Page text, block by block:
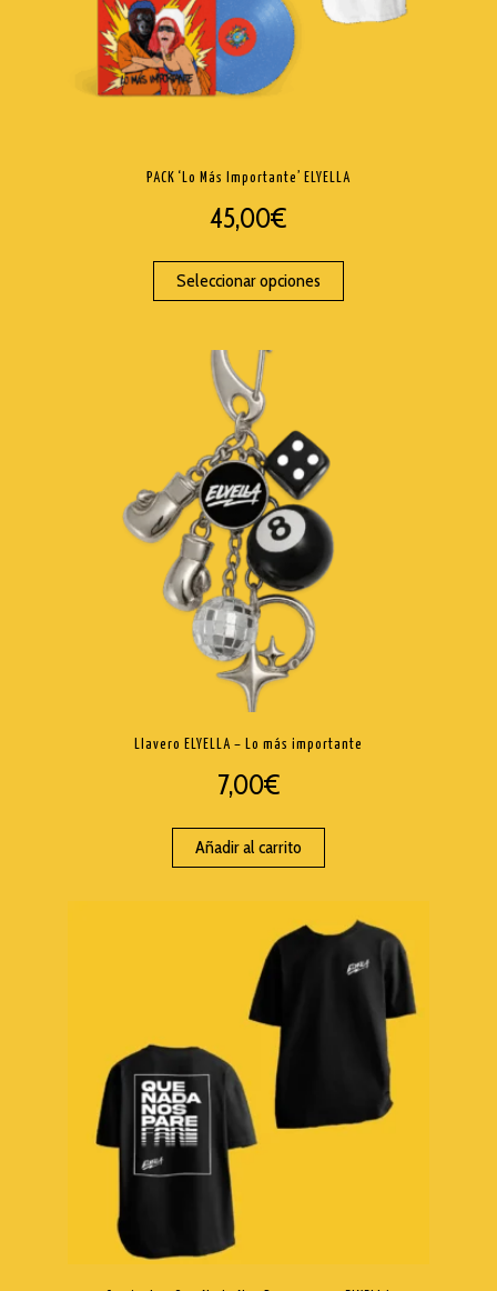
PACK ‘Lo Más Importante’ ELYELLA
45,00€
Seleccionar opciones
Llavero ELYELLA – Lo más importante
7,00€
Añadir al carrito